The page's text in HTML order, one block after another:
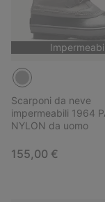
Scarponi da neve
impermeabili 1964
NYLON da uomo
Regular price:
155,00 €